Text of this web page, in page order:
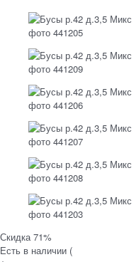
Скидка 71%
Есть в наличии (